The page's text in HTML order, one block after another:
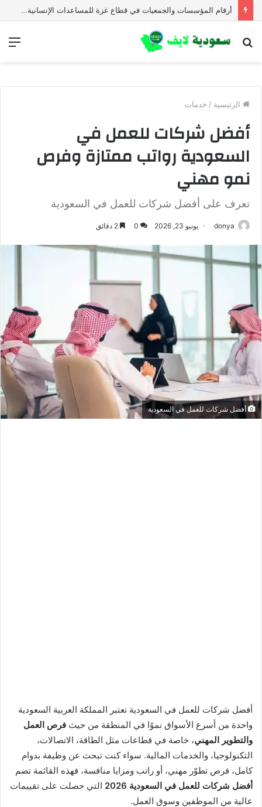
أرقام المؤسسات والجمعيات في قطاع غزة للمساعدات الإنسانية العاجلة
بحث
الرئيسية / خدمات
أفضل شركات للعمل في
السعودية رواتب ممتازة وفرص
نمو مهني
تعرف على أفضل شركات للعمل في السعودية
donya يونيو 23, 2026 0
أفضل شركات للعمل في السعودية
أفضل شركات للعمل في السعودية تعتبر المملكة العربية السعودية
واحدة من أسرع الأسواق نموًا في المنطقة من حيث فرص العمل
والتطوير المهني، خاصة في قطاعات مثل الطاقة، الاتصالات،
التكنولوجيا، والخدمات المالية. سواء كنت تبحث عن وظيفة بدوام
كامل، فرص تطوّر مهني، أو راتب ومزايا منافسة، فهذه القائمة تضم
أفضل شركات للعمل في السعودية 2026
التي حصلت على تقييمات
عالية من الموظفين وسوق العمل.